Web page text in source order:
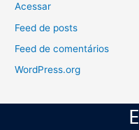
Acessar
Feed de posts
Feed de comentários
WordPress.org